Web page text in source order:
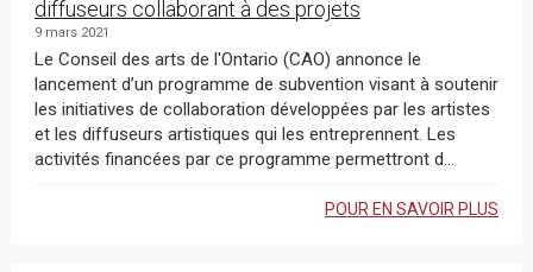
diffuseurs collaborant à des projets
9 mars 2021
Le Conseil des arts de l'Ontario (CAO) annonce le
lancement d’un programme de subvention visant à soutenir
les initiatives de collaboration développées par les artistes
et les diffuseurs artistiques qui les entreprennent. Les
activités financées par ce programme permettront d...
POUR EN SAVOIR PLUS